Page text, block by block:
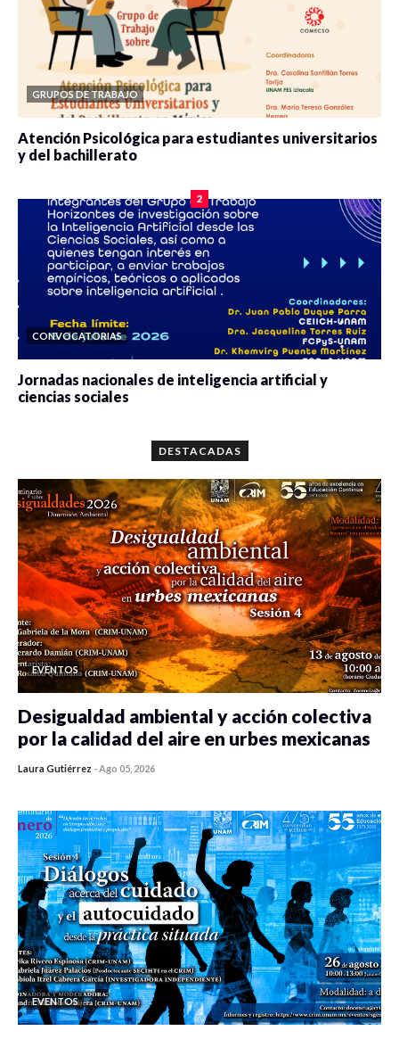
GRUPOS DE TRABAJO
Atención Psicológica para estudiantes universitarios
y del bachillerato
2
CONVOCATORIAS
Jornadas nacionales de inteligencia artificial y
ciencias sociales
DESTACADAS
EVENTOS
Desigualdad ambiental y acción colectiva
por la calidad del aire en urbes mexicanas
Laura Gutiérrez -Ago 05, 2026
EVENTOS